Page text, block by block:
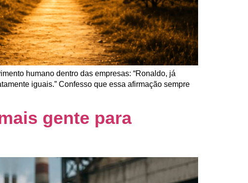
humano dentro das empresas: “Ronaldo, já
iguais.” Confesso que essa afirmação sempre
gente para